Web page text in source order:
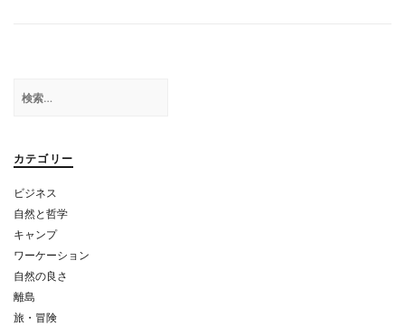
ー
ョ
ン
索:
カテゴリー
ビジネス
自然と哲学
キャンプ
ワーケーション
自然の良さ
離島
旅・冒険